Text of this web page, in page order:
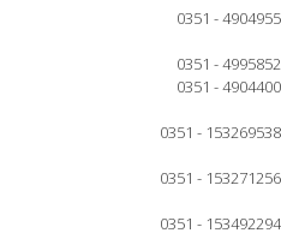
0351 - 4904955
0351 - 4995852
0351 - 4904400
0351 - 153269538
0351 - 153271256
0351 - 153492294